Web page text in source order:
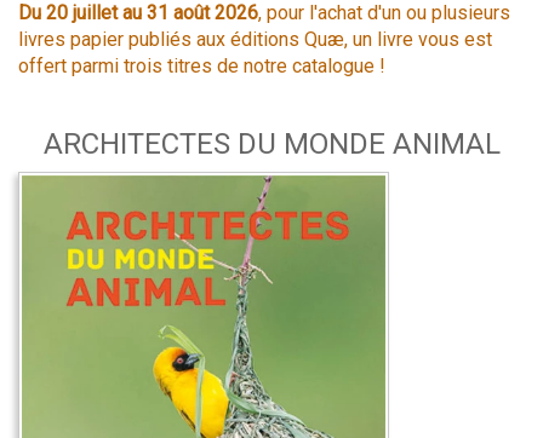
Du 20 juillet au 31 août 2026, pour l'achat d'un ou plusieurs
livres papier publiés aux éditions Quæ, un livre vous est
offert parmi trois titres de notre catalogue !
ARCHITECTES DU MONDE ANIMAL